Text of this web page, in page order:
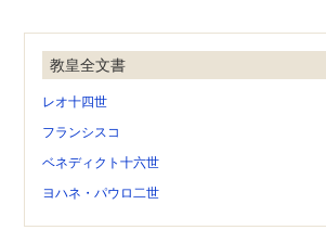
教皇全文書
レオ十四世
フランシスコ
ベネディクト十六世
ヨハネ・パウロ二世